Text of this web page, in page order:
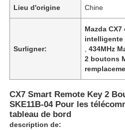
Lieu d'origine Chine
Surligner:
Mazda
intelligente
,434MHz
2 boutons
CX7 Smart Remote Key 2
SKE11B-04 Pour les
tableau de bord
description de: